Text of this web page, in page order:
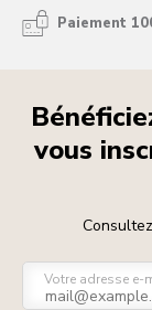
Paiement
vous
Votre adresse e-